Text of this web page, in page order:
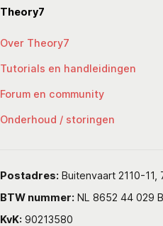
Theory7
Over Theory7
Tutorials en handleidingen
Forum en community
Onderhoud / storingen
Postadres: Buitenvaart 2110-
BTW nummer: NL 8652 44 029
KvK: 90213580